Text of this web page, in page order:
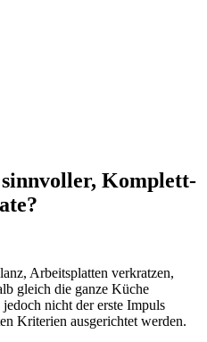
Komplett-
Arbeitsplatten verkratzen,
gleich die ganze Küche
nicht der erste Impuls
Kriterien ausgerichtet werden.